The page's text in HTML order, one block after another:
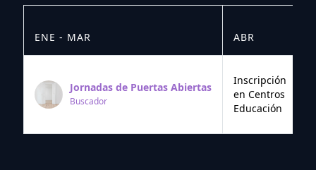
ENE - MAR ABR
Jornadas de Puertas Abiertas
Buscador
Inscripción
en Centros
Educación